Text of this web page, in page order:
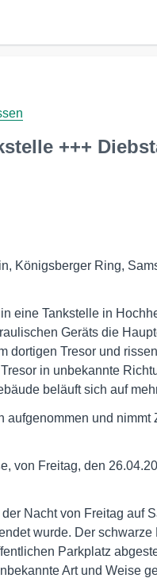
+++
Königsberger Ring,
eine Tankstelle in
Geräts die
dortigen Tresor und
in unbekannte
beläuft sich auf
und nimmt
von Freitag, den
Nacht von Freitag auf
wurde. Der
Parkplatz
Art und Weise